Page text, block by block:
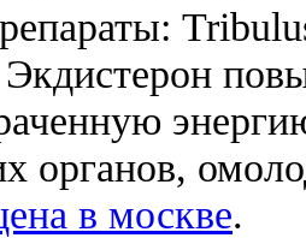
органов,
в москве.